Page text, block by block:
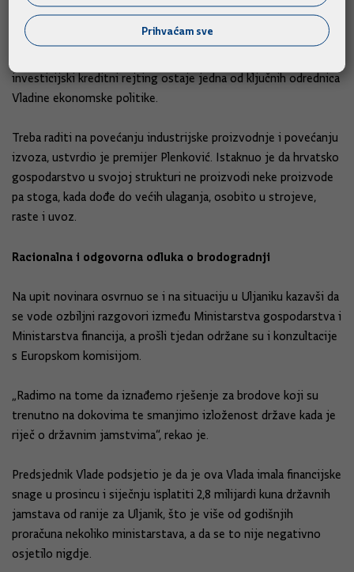
Očekuje da će i agencije za kreditni rejting valorizirati sve
investicijski kreditni rejting ostaje jedna od ključnih odrednica
Vladine ekonomske politike.
Treba raditi na povećanju industrijske proizvodnje i povećanju
izvoza, ustvrdio je premijer Plenković. Istaknuo je da hrvatsko
gospodarstvo u svojoj strukturi ne proizvodi neke proizvode
pa stoga, kada dođe do većih ulaganja, osobito u strojeve,
raste i uvoz.
Racionalna i odgovorna odluka o brodogradnji
Na upit novinara osvrnuo se i na situaciju u Uljaniku kazavši da
se vode ozbiljni razgovori između Ministarstva gospodarstva i
Ministarstva financija, a prošli tjedan održane su i konzultacije
s Europskom komisijom.
„Radimo na tome da iznađemo rješenje za brodove koji su
trenutno na dokovima te smanjimo izloženost države kada je
riječ o državnim jamstvima“, rekao je.
Predsjednik Vlade podsjetio je da je ova Vlada imala financijske
snage u prosincu i siječnju isplatiti 2,8 milijardi kuna državnih
jamstava od ranije za Uljanik, što je više od godišnjih
proračuna nekoliko ministarstava, a da se to nije negativno
osjetilo nigdje.
Prihvaćam sve